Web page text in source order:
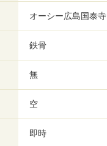
オーシー広島国泰寺
鉄骨
無
空
即時